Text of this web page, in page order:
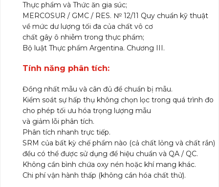
Thực phẩm và Thức ăn gia súc;
MERCOSUR / GMC / RES. № 12/11 Quy chuẩn kỹ thuật
về mức dư lượng tối đa của chất vô cơ
chất gây ô nhiễm trong thực phẩm;
Bộ luật Thực phẩm Argentina. Chương III.
Tính năng phân tích:
Đồng nhất mẫu và cân đủ để chuẩn bị mẫu.
Kiểm soát sự hấp thụ không chọn lọc trong quá trình đo
cho phép tối ưu hóa trọng lượng mẫu
và giảm lỗi phân tích.
Phân tích nhanh trực tiếp.
SRM của bất kỳ chế phẩm nào (cả chất lỏng và chất rắn)
đều có thể được sử dụng để hiệu chuẩn và QA / QC.
Không cần bình chứa oxy nén hoặc khí mang khác.
Chi phí vận hành thấp (không cần hóa chất thử).